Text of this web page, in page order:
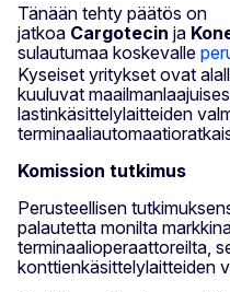
Tänään tehty päätös on
jatkoa Cargotecin ja
sulautumaa koskevalle
Kyseiset yritykset ovat
kuuluvat
lastinkäsittelylaitteiden
Komission tutkimus
Perusteellisen
palautetta monilta
terminaalioperaattoreilta,
konttienkäsittelylaitteiden